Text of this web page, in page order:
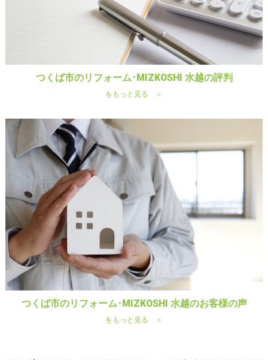
つくば市のリフォーム･MIZKOSHI 水越の評判
をもっと見る ＞
つくば市のリフォーム･MIZKOSHI 水越のお客様の声
をもっと見る ＞